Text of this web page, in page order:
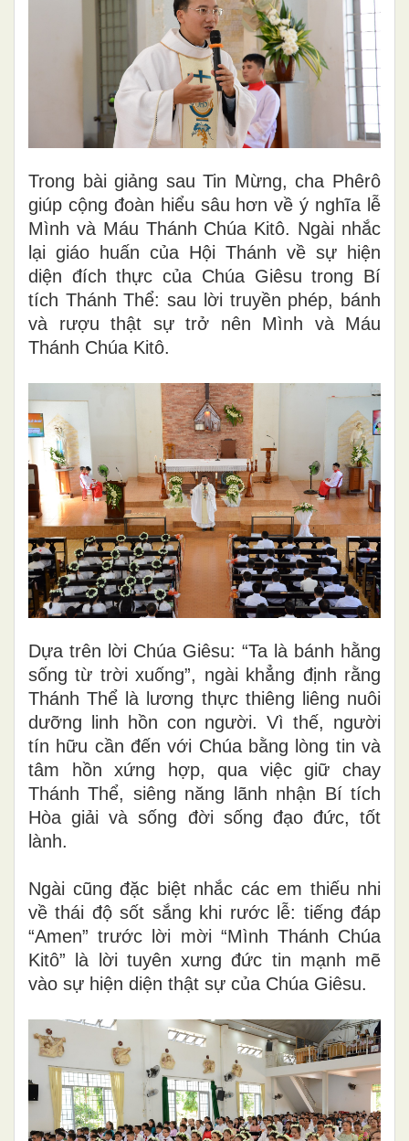
Trong bài giảng sau Tin Mừng, cha Phêrô
giúp cộng đoàn hiểu sâu hơn về ý nghĩa lễ
Mình và Máu Thánh Chúa Kitô. Ngài nhắc
lại giáo huấn của Hội Thánh về sự hiện
diện đích thực của Chúa Giêsu trong Bí
tích Thánh Thể: sau lời truyền phép, bánh
và rượu thật sự trở nên Mình và Máu
Thánh Chúa Kitô.
Dựa trên lời Chúa Giêsu: “Ta là bánh hằng
sống từ trời xuống”, ngài khẳng định rằng
Thánh Thể là lương thực thiêng liêng nuôi
dưỡng linh hồn con người. Vì thế, người
tín hữu cần đến với Chúa bằng lòng tin và
tâm hồn xứng hợp, qua việc giữ chay
Thánh Thể, siêng năng lãnh nhận Bí tích
Hòa giải và sống đời sống đạo đức, tốt
lành.
Ngài cũng đặc biệt nhắc các em thiếu nhi
về thái độ sốt sắng khi rước lễ: tiếng đáp
“Amen” trước lời mời “Mình Thánh Chúa
Kitô” là lời tuyên xưng đức tin mạnh mẽ
vào sự hiện diện thật sự của Chúa Giêsu.